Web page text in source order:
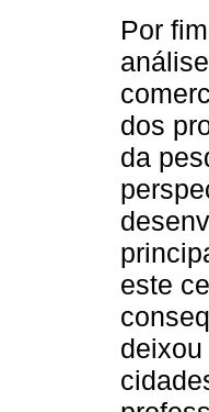
Por
dos
da
este